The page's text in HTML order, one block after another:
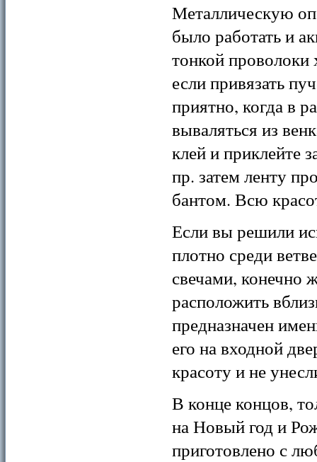
Металлическую
было работать и
тонкой проволоки
если привязать
приятно, когда в
вываляться из
клей и приклейте
пр. затем ленту
бантом. Всю
Если вы решили
плотно среди
свечами, конечно
расположить
предназначен
его на входной
красоту и не
В конце концов,
на Новый год и
приготовлено с